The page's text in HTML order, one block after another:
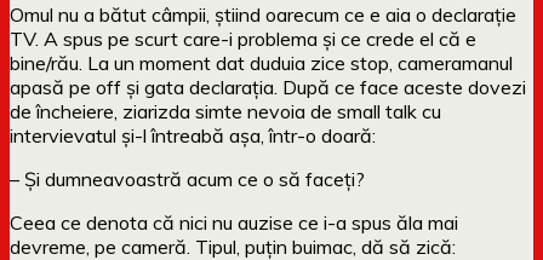
Omul nu a bătut câmpii, știind oarecum ce e aia o declarație
TV. A spus pe scurt care-i problema și ce crede el că e
bine/rău. La un moment dat duduia zice stop, cameramanul
apasă pe off și gata declarația. După ce face aceste dovezi
de încheiere, ziarizda simte nevoia de small talk cu
intervievatul și-l întreabă așa, într-o doară:
– Și dumneavoastră acum ce o să faceți?
Ceea ce denota că nici nu auzise ce i-a spus ăla mai
devreme, pe cameră. Tipul, puțin buimac, dă să zică: